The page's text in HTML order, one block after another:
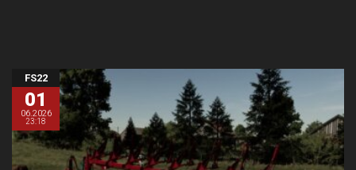
FS22
01
06.2026
23:18